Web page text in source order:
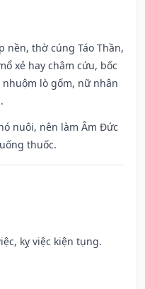
nền, thờ cúng Táo Thần,
xẻ hay châm cứu, bốc
lò gốm, nữ nhân
nuôi, nên làm Âm Đức
thuốc.
kỵ việc kiện tụng.